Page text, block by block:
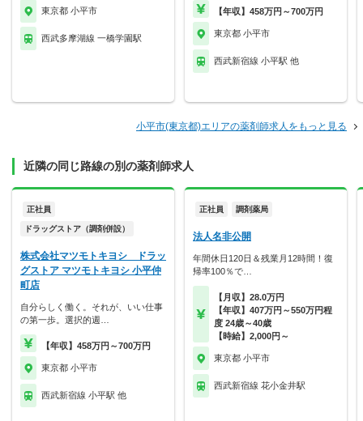
東京都 小平市
西武多摩湖線 一橋学園駅
【年収】458万円～700万円
東京都 小平市
西武新宿線 小平駅 他
小平市(東京都)エリアの薬剤師求人をもっと見る
近隣の同じ路線の別の薬剤師求人
正社員
ドラッグストア（調剤併設）
株式会社マツモトキヨシ ドラッ
グストア マツモトキヨシ 小平仲
町店
自分らしく働く。それが、いい仕事
の第一歩。選択的週…
【年収】458万円～700万円
東京都 小平市
西武新宿線 小平駅 他
正社員 調剤薬局
法人名非公開
年間休日120日＆残業月12時間！復
帰率100％で…
【月収】28.0万円
【年収】407万円～550万円程
度 24歳～40歳
【時給】2,000円～
東京都 小平市
西武新宿線 花小金井駅